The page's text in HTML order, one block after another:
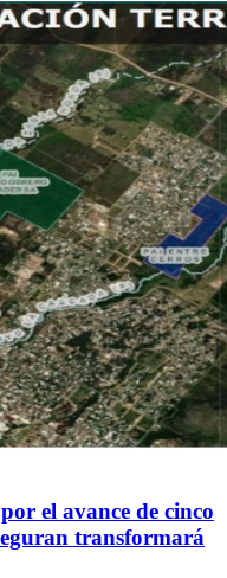
el avance de cinco
transformará